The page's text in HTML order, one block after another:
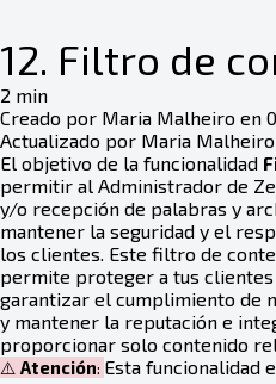
12. Filtro de
2 min
Creado por Maria Malheiro en
Actualizado por Maria Malheiro
El objetivo de la funcionalidad
permitir al Administrador de
y/o recepción de palabras y
mantener la seguridad y el
los clientes. Este filtro de
permite proteger a tus
garantizar el cumplimiento de
y mantener la reputación e
proporcionar solo contenido
⚠️ Atención: Esta funcionalidad